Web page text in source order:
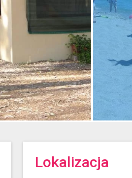
Lokalizacja